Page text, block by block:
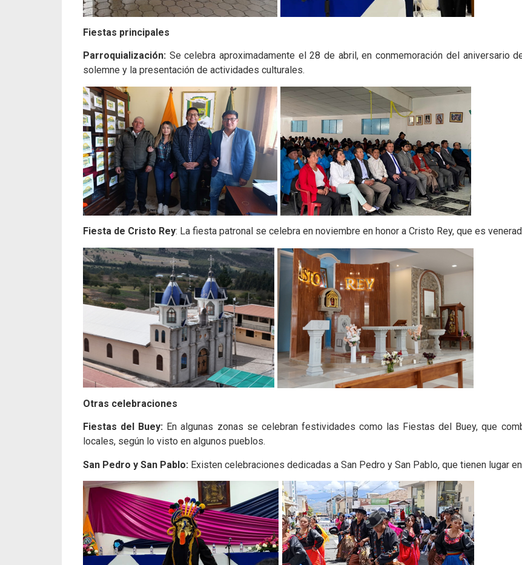
Fiestas principales
Parroquialización: Se celebra aproximadamente el 28 de abril, en conmemoración del aniversario
solemne y la presentación de actividades culturales.
Fiesta de Cristo Rey: La fiesta patronal se celebra en noviembre en honor a Cristo Rey, que es
Otras celebraciones
Fiestas del Buey: En algunas zonas se celebran festividades como las Fiestas del Buey, que
locales, según lo visto en algunos pueblos.
San Pedro y San Pablo: Existen celebraciones dedicadas a San Pedro y San Pablo, que tienen lugar